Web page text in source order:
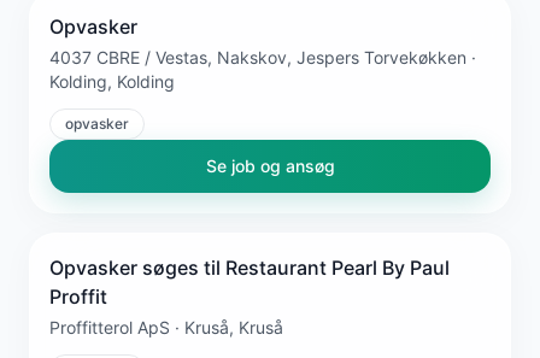
Opvasker
4037 CBRE / Vestas, Nakskov, Jespers Torvekøkken ·
Kolding, Kolding
opvasker
Se job og ansøg
Opvasker søges til Restaurant Pearl By Paul
Proffit
Proffitterol ApS · Kruså, Kruså